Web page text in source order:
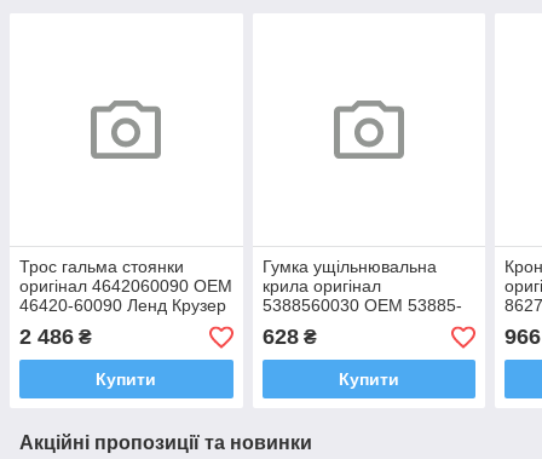
Трос гальма стоянки
оригінал 4642060090 OEM
46420-60090 Ленд Крузер
100, Лексус ЛХ470 1998-
2007
2 486 ₴
Купити
Гумка ущільнювальна
крила оригінал
5388560030 OEM 53885-
60030 Тойота Ленд Крузер
100, Лексус ЛХ470 1
628₴
Купити
966
Акційні пропозиції та новинки